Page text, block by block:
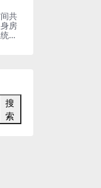
共
房
加
搜
索